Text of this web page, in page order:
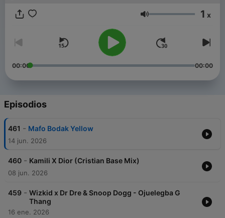
Volumen 1 x
00:00 00:00
Episodios
461 - Mafo Bodak Yellow
14 jun. 2026
460 - Kamili X Dior (Cristian Base Mix)
08 jun. 2026
459 - Wizkid x Dr Dre & Snoop Dogg - Ojuelegba G
Thang
16 ene. 2026